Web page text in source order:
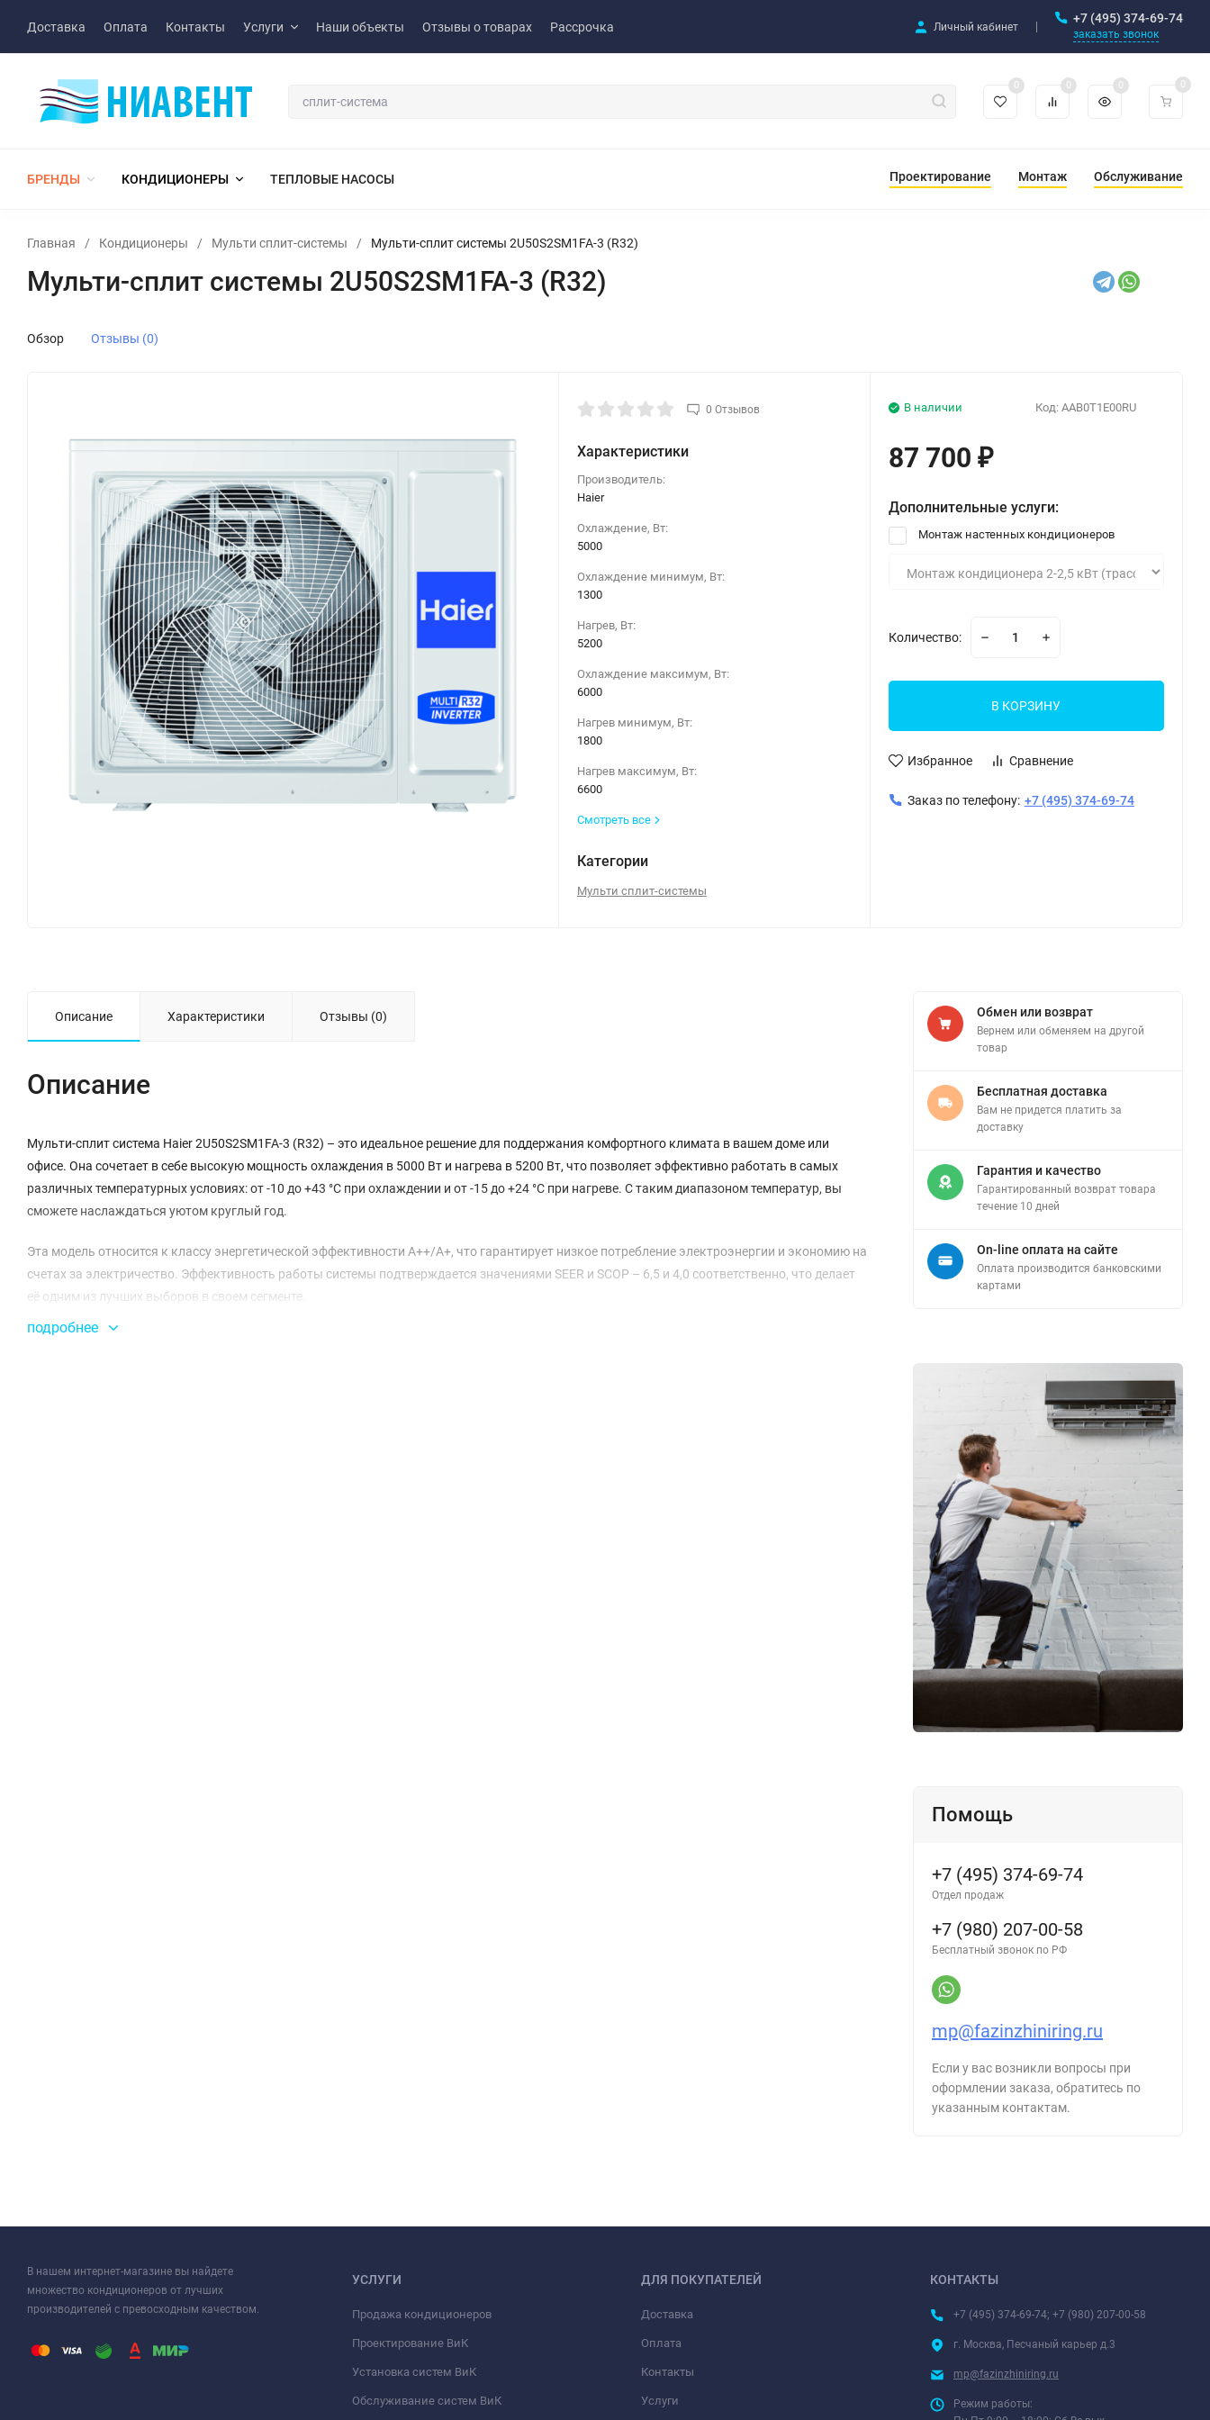
Доставка Оплата Контакты Услуги Наши объекты Отзывы о товарах Рассрочка Личный кабинет
+7 (495) 374-69-74
заказать звонок
0 0 0 0
БРЕНДЫ КОНДИЦИОНЕРЫ ТЕПЛОВЫЕ НАСОСЫ Проектирование Монтаж Обслуживание
Главная / Кондиционеры / Мульти сплит-системы / Мульти-сплит системы 2U50S2SM1FA-3 (R32)
Мульти-сплит системы 2U50S2SM1FA-3 (R32)
Обзор Отзывы (0)
0 Отзывов
Характеристики
Производитель:
Haier
Охлаждение, Вт:
5000
Охлаждение минимум, Вт:
1300
Нагрев, Вт:
5200
Охлаждение максимум, Вт:
6000
Нагрев минимум, Вт:
1800
Нагрев максимум, Вт:
6600
Смотреть все
Категории
Мульти сплит-системы
Код: AAB0T1E00RU
В наличии
87 700 ₽
Дополнительные услуги:
Монтаж настенных кондиционеров
Количество:
В КОРЗИНУ
Избранное Сравнение
Заказ по телефону: +7 (495) 374-69-74
Описание Характеристики Отзывы (0)
Описание
Мульти-сплит система Haier 2U50S2SM1FA-3 (R32) – это идеальное решение для поддержания комфортного климата в вашем доме или
офисе. Она сочетает в себе высокую мощность охлаждения в 5000 Вт и нагрева в 5200 Вт, что позволяет эффективно работать в самых
различных температурных условиях: от -10 до +43 °С при охлаждении и от -15 до +24 °С при нагреве. С таким диапазоном температур, вы
сможете наслаждаться уютом круглый год.
Эта модель относится к классу энергетической эффективности A++/A+, что гарантирует низкое потребление электроэнергии и экономию на
счетах за электричество. Эффективность работы системы подтверждается значениями SEER и SCOP – 6,5 и 4,0 соответственно, что делает
её одним из лучших выборов в своем сегменте.
Суммарная длина трубопровода достигает 30 метров, что дает возможность гибкой установки и размещения внутренних блоков в разных
подробнее
Обмен или возврат
Вернем или обменяем на другой
товар
Бесплатная доставка
Вам не придется платить за
доставку
Гарантия и качество
Гарантированный возврат товара
течение 10 дней
On-line оплата на сайте
Оплата производится банковскими
картами
Помощь
+7 (495) 374-69-74
Отдел продаж
+7 (980) 207-00-58
Бесплатный звонок по РФ
mp@fazinzhiniring.ru
Если у вас возникли вопросы при
оформлении заказа, обратитесь по
указанным контактам.
В нашем интернет-магазине вы найдете
множество кондиционеров от лучших
производителей с превосходным качеством.
УСЛУГИ
Продажа кондиционеров
Проектирование ВиК
Установка систем ВиК
Обслуживание систем ВиК
ДЛЯ ПОКУПАТЕЛЕЙ
Доставка
Оплата
Контакты
Услуги
КОНТАКТЫ
+7 (495) 374-69-74; +7 (980) 207-00-58
г. Москва, Песчаный карьер д.3
mp@fazinzhiniring.ru
Режим работы: